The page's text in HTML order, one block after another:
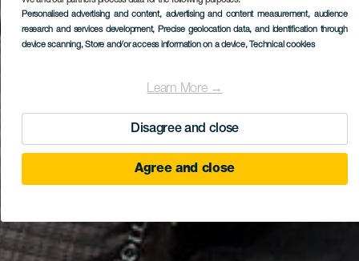
Personalised advertising and content, advertising and content measurement, audience
research and services development, Precise geolocation data, and identification through
device scanning, Store and/or access information on a device, Technical cookies
Learn More →
Disagree and close
Agree and close